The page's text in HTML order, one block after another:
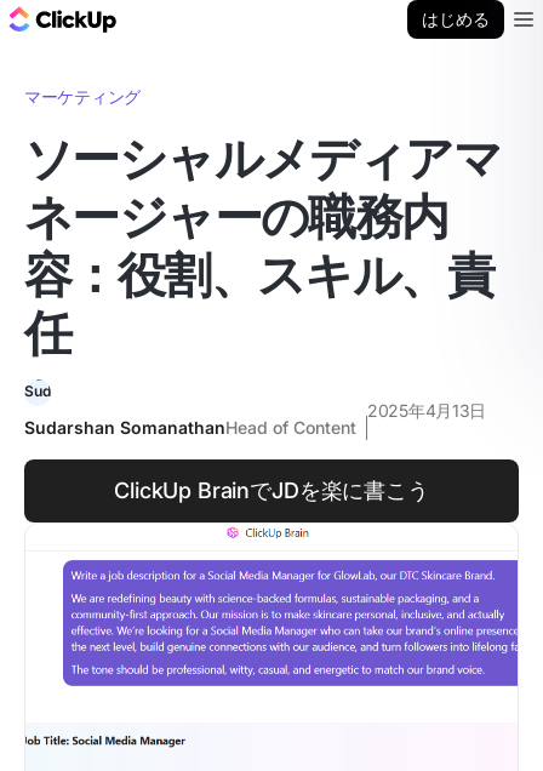
はじめる
マーケティング
ソーシャルメディアマ
ネージャーの職務内
容：役割、スキル、責
任
Sudarshan SomanathanHead of Content
2025年4月13日
ClickUp BrainでJDを楽に書こう